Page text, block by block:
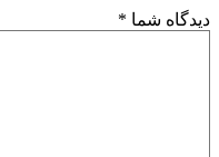
دیدگاه شما *